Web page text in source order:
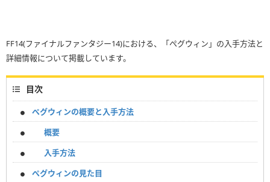
FF14(ファイナルファンタジー14)における、「ぺグウィン」の入手方法と
詳細情報について掲載しています。
目次
ぺグウィンの概要と入手方法
概要
入手方法
ぺグウィンの見た目